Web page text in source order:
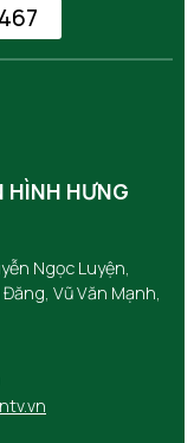
467
HÌNH HƯNG
Ngọc Luyện,
Vũ Văn Mạnh,